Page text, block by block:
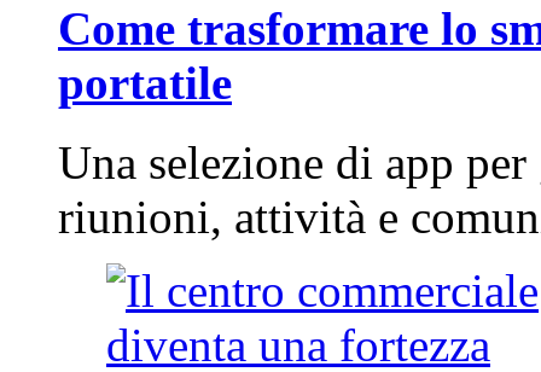
Come trasformare lo
portatile
Una selezione di app
riunioni, attività e